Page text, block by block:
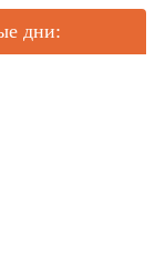
дни: